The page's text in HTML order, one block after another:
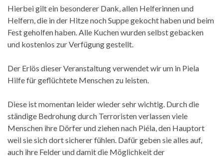
Hierbei gilt ein besonderer Dank, allen Helferinnen und
Helfern, die in der Hitze noch Suppe gekocht haben und beim
Fest geholfen haben. Alle Kuchen wurden selbst gebacken
und kostenlos zur Verfügung gestellt.
Der Erlös dieser Veranstaltung verwendet wir um in Piela
Hilfe für geflüchtete Menschen zu leisten.
Diese ist momentan leider wieder sehr wichtig. Durch die
ständige Bedrohung durch Terroristen verlassen viele
Menschen ihre Dörfer und ziehen nach Piéla, den Hauptort
weil sie sich dort sicherer fühlen. Dafür geben sie alles auf,
auch ihre Felder und damit die Möglichkeit der